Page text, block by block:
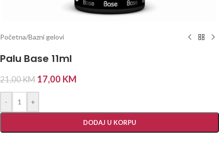
Početna/Bazni gelovi
Palu Base 11ml
21,00KM 17,00 KM
- +
DODAJ U KORPU